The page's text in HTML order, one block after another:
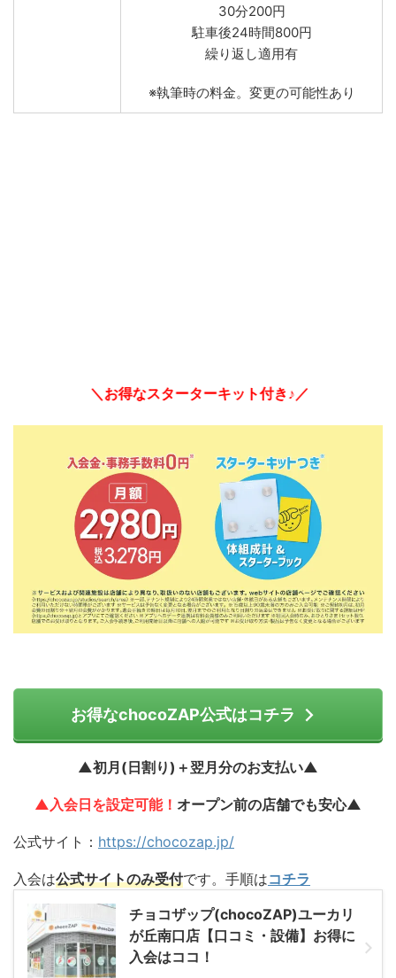
30分200円
駐車後24時間800円
繰り返し適用有
※執筆時の料金。変更の可能性あり
＼お得なスターターキット付き♪／
お得なchocoZAP公式はコチラ
▲初月(日割り)＋翌月分のお支払い▲
▲入会日を設定可能！ オープン前の店舗でも安心▲
公式サイト： https://chocozap.jp/
入会は公式サイトのみ受付です。手順はコチラ
チョコザップ(chocoZAP)ユーカリ
が丘南口店【口コミ・設備】お得に
入会はココ！